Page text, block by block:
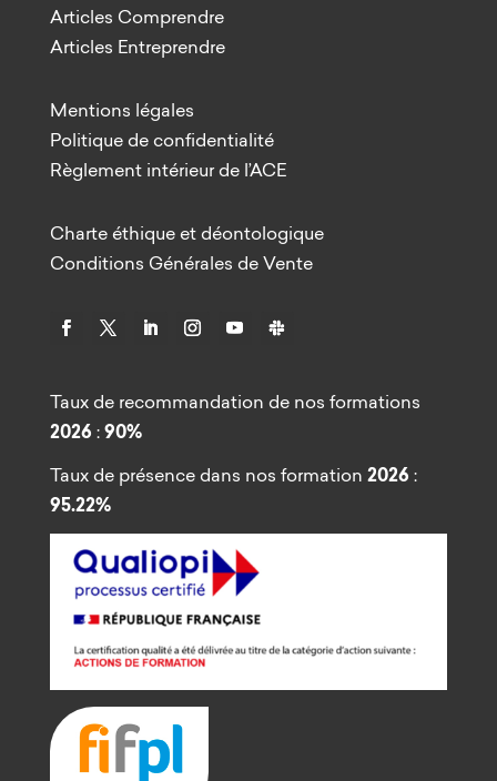
Articles Comprendre
Articles Entreprendre
Mentions légales
Politique de confidentialité
Règlement intérieur de l’ACE
Charte éthique et déontologique
Conditions Générales de Vente
Taux de recommandation de nos formations
2026 :90%
Taux de présence dans nos formation 2026 :
95.22%